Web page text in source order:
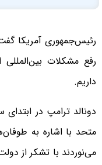
رئیس‌جمهوری آمریکا
رفع مشکلات
داریم.
دونالد ترامپ در
متحد با اشاره به
می‌نوردند با تشکر از